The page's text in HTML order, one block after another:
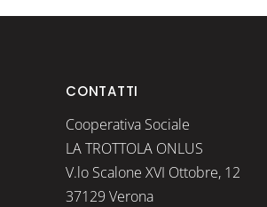
CONTATTI
Cooperativa Sociale
LA TROTTOLA ONLUS
V.lo Scalone XVI Ottobre, 12
37129 Verona